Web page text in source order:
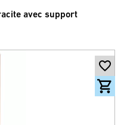
avec support